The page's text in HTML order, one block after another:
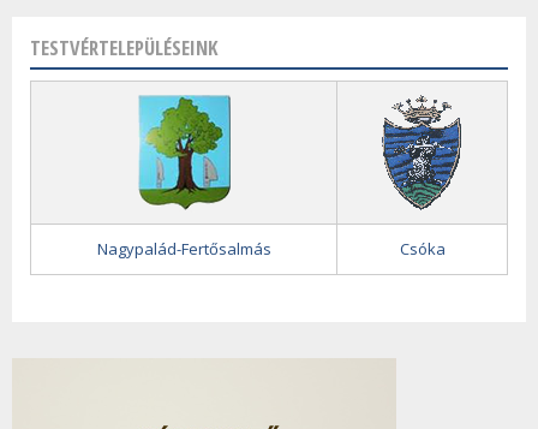
TESTVÉRTELEPÜLÉSEINK
Nagypalád-Fertősalmás Csóka